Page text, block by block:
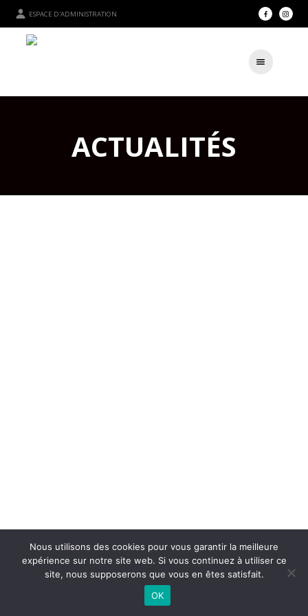
ESPACE D'ADMINISTRATION
ACTUALITÉS
2026 - Basket Club Basse-Goulaine | Site internet réalisé par
CONTACTEZ-NOUS | MENTIONS LÉGALES
Nous utilisons des cookies pour vous garantir la meilleure
expérience sur notre site web. Si vous continuez à utiliser ce
site, nous supposerons que vous en êtes satisfait.
OK